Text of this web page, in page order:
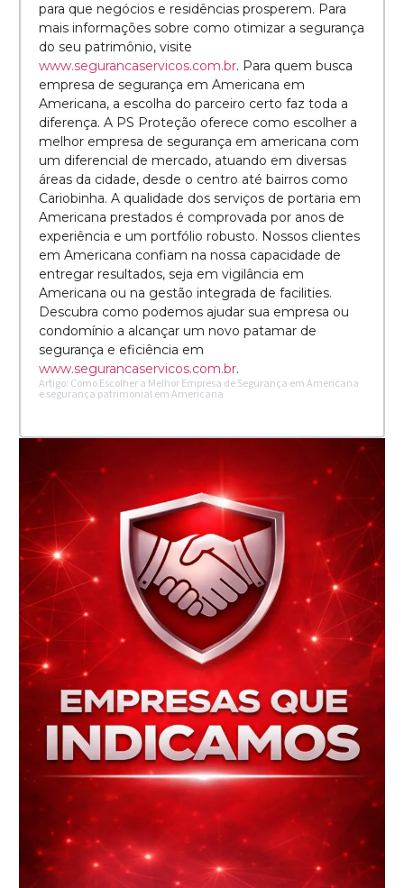
para que negócios e residências prosperem. Para
mais informações sobre como otimizar a segurança
do seu patrimônio, visite
www.segurancaservicos.com.br. Para quem busca
empresa de segurança em Americana em
Americana, a escolha do parceiro certo faz toda a
diferença. A PS Proteção oferece como escolher a
melhor empresa de segurança em americana com
um diferencial de mercado, atuando em diversas
áreas da cidade, desde o centro até bairros como
Cariobinha. A qualidade dos serviços de portaria em
Americana prestados é comprovada por anos de
experiência e um portfólio robusto. Nossos clientes
em Americana confiam na nossa capacidade de
entregar resultados, seja em vigilância em
Americana ou na gestão integrada de facilities.
Descubra como podemos ajudar sua empresa ou
condomínio a alcançar um novo patamar de
segurança e eficiência em
www.segurancaservicos.com.br.
Artigo: Como Escolher a Melhor Empresa de Segurança em Americana
e segurança patrimonial em Americana